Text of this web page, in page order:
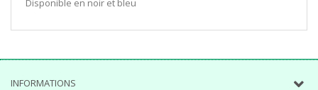
Disponible en noir et bleu
INFORMATIONS